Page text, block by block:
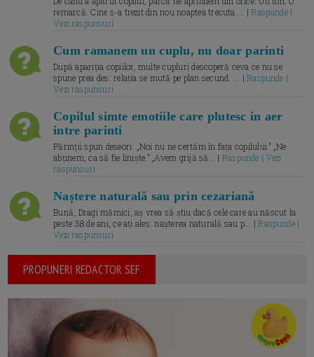
remarcă. Cine s-a trezit din nou noaptea trecuta.... |Raspunde |
Vezi raspunsuri
Cum ramanem un cuplu, nu doar parinti
După apariția copiilor, multe cupluri descoperă ceva ce nu se
spune prea des: relația se mută pe plan secund. ... |Raspunde |
Vezi raspunsuri
Copilul simte emotiile care plutesc in aer
intre parinti
Părinții spun deseori: „Noi nu ne certăm în fața copilului.” „Ne
abținem, ca să fie liniște.” „Avem grijă să... | Raspunde | Vezi
raspunsuri
Naștere naturală sau prin cezariană
Bună, Dragi mămici, aș vrea să știu dacă cele care au născut la
peste 38 de ani, ce ați ales: nașterea naturală sau p... |Raspunde |
Vezi raspunsuri
PROPUNERI REDACTOR SEF